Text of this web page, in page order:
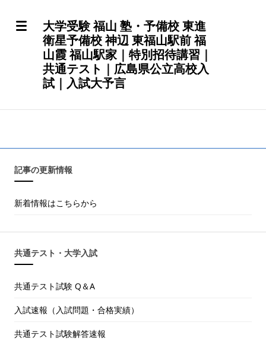
大学受験 福山 塾・予備校 東進
衛星予備校 神辺 東福山駅前 福
山霞 福山駅家｜特別招待講習｜
共通テスト｜広島県公立高校入
試｜入試大予言
記事の更新情報
新着情報はこちらから
共通テスト・大学入試
共通テスト試験 Q＆A
入試速報（入試問題・合格実績）
共通テスト試験解答速報